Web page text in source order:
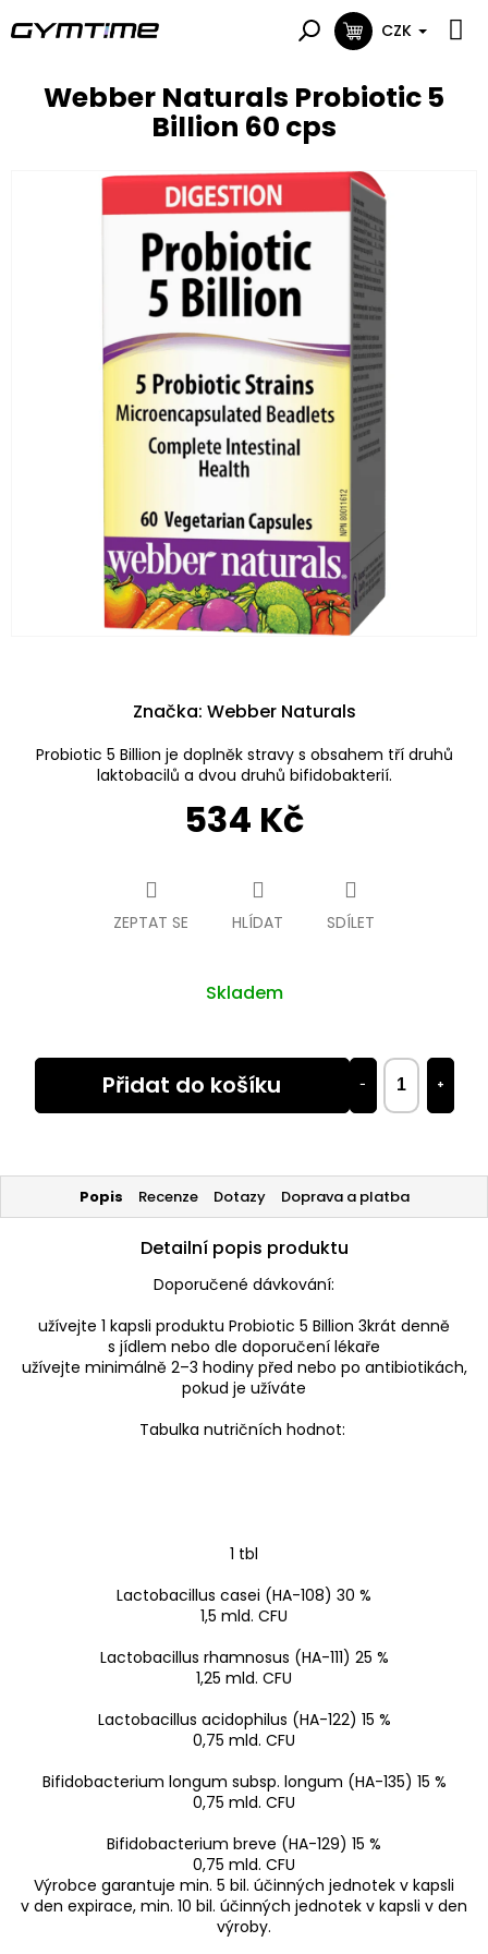
na
NÁKUPNÍ
CZK
Webber Naturals Probiotic 5
Billion 60 cps
534 Kč
Skladem
+
−
Přidat do košíku
Probiotic 5 Billion je doplněk stravy s obsahem tří druhů
laktobacilů a dvou druhů bifidobakterií.
ZEPTAT SE HLÍDAT SDÍLET
Značka: Webber Naturals
Popis Recenze Dotazy Doprava a platba
Detailní popis produktu
Doporučené dávkování:
užívejte 1 kapsli produktu Probiotic 5 Billion 3krát denně
s jídlem nebo dle doporučení lékaře
užívejte minimálně 2–3 hodiny před nebo po antibiotikách,
pokud je užíváte
Tabulka nutričních hodnot:
1 tbl
Lactobacillus casei (HA-108) 30 %
1,5 mld. CFU
Lactobacillus rhamnosus (HA-111) 25 %
1,25 mld. CFU
Lactobacillus acidophilus (HA-122) 15 %
0,75 mld. CFU
Bifidobacterium longum subsp. longum (HA-135) 15 %
0,75 mld. CFU
Bifidobacterium breve (HA-129) 15 %
0,75 mld. CFU
Výrobce garantuje min. 5 bil. účinných jednotek v kapsli
v den expirace, min. 10 bil. účinných jednotek v kapsli v den
výroby.